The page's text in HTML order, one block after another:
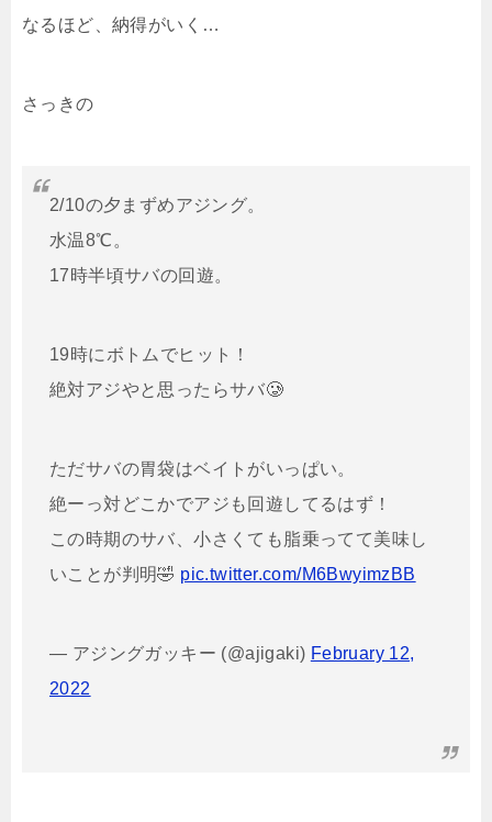
なるほど、納得がいく…
さっきの
2/10の夕まずめアジング。
水温8℃。
17時半頃サバの回遊。
19時にボトムでヒット！
絶対アジやと思ったらサバ🥲
ただサバの胃袋はベイトがいっぱい。
絶ーっ対どこかでアジも回遊してるはず！
この時期のサバ、小さくても脂乗ってて美味し
いことが判明🤣 pic.twitter.com/M6BwyimzBB
— アジングガッキー (@ajigaki) February 12,
2022